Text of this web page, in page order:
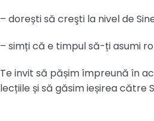
– dorești să creşti la nivel de
– simți că e timpul să-ți asumi
Te invit să pășim împreună în
lecțiile și să găsim ieșirea către